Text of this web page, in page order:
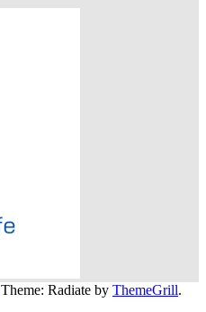
Theme: Radiate by ThemeGrill.